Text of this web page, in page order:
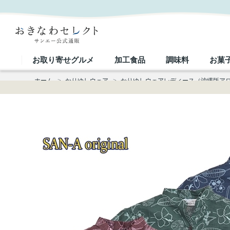
お取り寄せグルメ 加工食品 調味料 お菓
ホーム > かりゆしウェア > かりゆしウェアレディース（沖縄版ア